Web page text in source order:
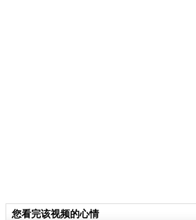
您看完该视频的心情